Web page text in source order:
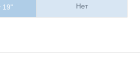
19" Нет